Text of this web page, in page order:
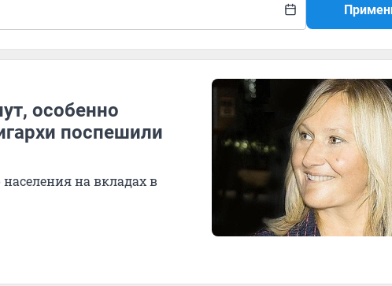
особенно
поспешили
населения на вкладах в